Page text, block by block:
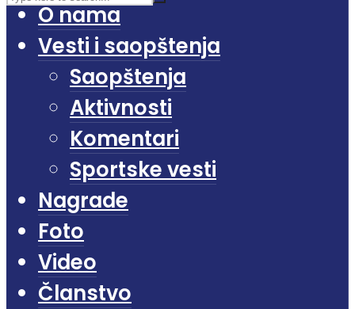
O nama
Vesti i saopštenja
Saopštenja
Aktivnosti
Komentari
Sportske vesti
Nagrade
Foto
Video
Članstvo